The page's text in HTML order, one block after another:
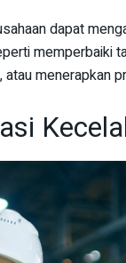
dapat
memperbaiki
menerapkan